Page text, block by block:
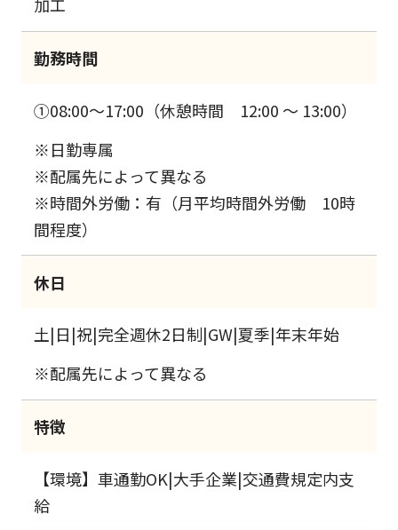
加工
勤務時間
①08:00～17:00（休憩時間 12:00 ～ 13:00）
※日勤専属
※配属先によって異なる
※時間外労働：有（月平均時間外労働 10時
間程度）
休日
土|日|祝|完全週休2日制|GW|夏季|年末年始
※配属先によって異なる
特徴
【環境】車通勤OK|大手企業|交通費規定内支
給